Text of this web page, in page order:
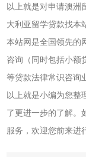
以上就是对申请澳洲
大利亚留学贷款找本
本站网是全国领先的
咨询（同时包括小额
等贷款法律常识咨询
以上就是小编为您整
了更进一步的了解。
服务，欢迎您前来进